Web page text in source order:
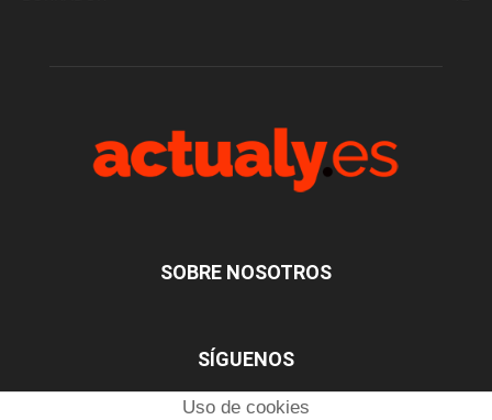
SOBRE NOSOTROS
SÍGUENOS
Uso de cookies